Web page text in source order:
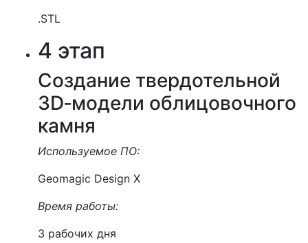
.STL
4 этап
Создание твердотельной
3D‑модели облицовочного
камня
Используемое ПО:
Geomagic Design X
Время работы:
3 рабочих дня